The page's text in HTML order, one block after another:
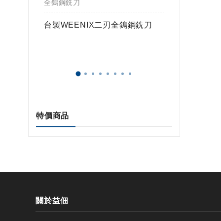
全鎢鋼銑刀
台製WEENIX二刃全鎢鋼銑刀
特價商品
關於益佃